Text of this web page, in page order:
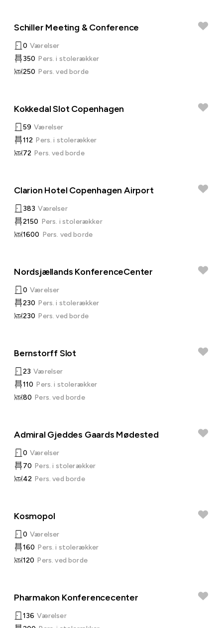
Schiller Meeting & Conference
0 Værelser
350 Pers. i stolerækker
250 Pers. ved borde
Kokkedal Slot Copenhagen
59 Værelser
112 Pers. i stolerækker
72 Pers. ved borde
Clarion Hotel Copenhagen Airport
383 Værelser
2150 Pers. i stolerækker
1600 Pers. ved borde
Nordsjællands KonferenceCenter
0 Værelser
230 Pers. i stolerækker
230 Pers. ved borde
Bernstorff Slot
23 Værelser
110 Pers. i stolerækker
80 Pers. ved borde
Admiral Gjeddes Gaards Mødested
0 Værelser
70 Pers. i stolerækker
42 Pers. ved borde
Kosmopol
0 Værelser
160 Pers. i stolerækker
120 Pers. ved borde
Pharmakon Konferencecenter
136 Værelser